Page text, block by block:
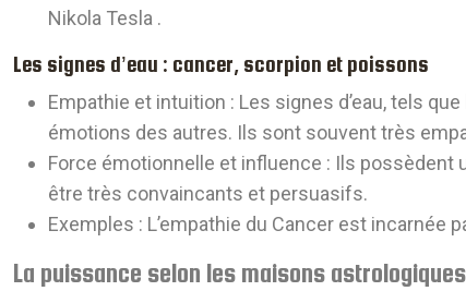
Nikola Tesla .
Les signes d’eau : cancer, scorpion et poissons
Empathie et intuition : Les signes d’eau, tels
émotions des autres. Ils sont souvent très
Force émotionnelle et influence : Ils possèdent
être très convaincants et persuasifs.
Exemples : L’empathie du Cancer est incarnée
La puissance selon les maisons astrologiques